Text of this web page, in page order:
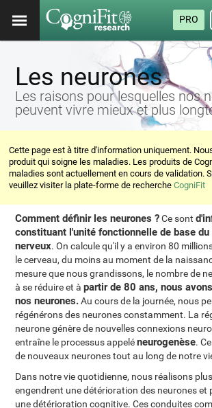
PRO
Les neurones
Les raisons pour lesquelles nos
peuvent vivre mieux et plus
Cette page est à titre d'information uniquement.
produit qui soigne les maladies. Les produits de
maladies sont actuellement en cours de validation.
veuillez visiter la plate-forme de rechercheCogniFit
Comment définir les neurones ?Ce sont
constituant l'unité fonctionnelle de base
nerveux. On calcule qu'il y a environ 80
le cerveau, du moins au moment de la
mesure que nous grandissons, le nombre de
à se réduire et àpartir de 80 ans, nous
nos neurones.Au cours de la journée, nous
régénérons des neurones constamment. La
neurone génère de nouvelles connexions
entraîne le processus appeléneurogenèse.
de nouveaux neurones tout au long de notre
Dans notre vie quotidienne, nous réalisons
engendrent une détérioration des neurones et
une détérioration cognitive. Ces conduites